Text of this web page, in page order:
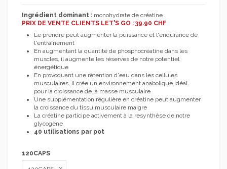
Ingrédient dominant : monohydrate de créatine
PRIX DE VENTE CLIENTS LET'S GO : 39.90 CHF
Le prendre peut augmenter la puissance et l'endurance de
l'entraînement
En augmentant la quantité de phosphocréatine dans les
muscles, il augmente les réserves de notre potentiel
énergétique
En provoquant une rétention d'eau dans les cellules
musculaires, il crée un environnement anabolique idéal
pour la croissance de la masse musculaire
Une supplémentation régulière en créatine peut augmenter
la croissance du tissu musculaire maigre
La créatine participe activement à la resynthèse de notre
glycogène
40 utilisations par pot
120CAPS